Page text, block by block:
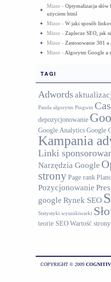
Mizor - Optymalizacja
użyciem html
Mizor - W jaki sposób
Mizor - Zaplecze SEO, jak
Mizor - Zastosowanie 301
Mizor - Algorytm Google a
TAGI
Adwords
Panda algorytm Pingwin
depozycjonowanie
Google AnalyticsGoogle
Kampania
Linki
Narzędzia Google
stronyPage rank
Pozycjonowanie
google Rynek SEO
Statystyki wyszukiwarki
teorie SEOWartość strony
COPYRIGHT © 2009